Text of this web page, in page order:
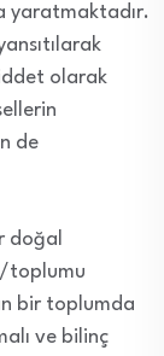
yaratmaktadır.
olarak
de
doğal
toplumu
bir toplumda
ve bilinç